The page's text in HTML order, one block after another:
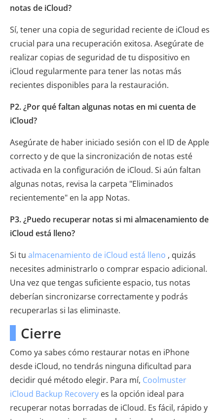
notas de iCloud?
Sí, tener una copia de seguridad reciente de iCloud es
crucial para una recuperación exitosa. Asegúrate de
realizar copias de seguridad de tu dispositivo en
iCloud regularmente para tener las notas más
recientes disponibles para la restauración.
P2. ¿Por qué faltan algunas notas en mi cuenta de
iCloud?
Asegúrate de haber iniciado sesión con el ID de Apple
correcto y de que la sincronización de notas esté
activada en la configuración de iCloud. Si aún faltan
algunas notas, revisa la carpeta "Eliminados
recientemente" en la app Notas.
P3. ¿Puedo recuperar notas si mi almacenamiento de
iCloud está lleno?
Si tu almacenamiento de iCloud está lleno , quizás
necesites administrarlo o comprar espacio adicional.
Una vez que tengas suficiente espacio, tus notas
deberían sincronizarse correctamente y podrás
recuperarlas si las eliminaste.
Cierre
Como ya sabes cómo restaurar notas en iPhone
desde iCloud, no tendrás ninguna dificultad para
decidir qué método elegir. Para mí, Coolmuster
iCloud Backup Recovery es la opción ideal para
recuperar notas borradas de iCloud. Es fácil, rápido y